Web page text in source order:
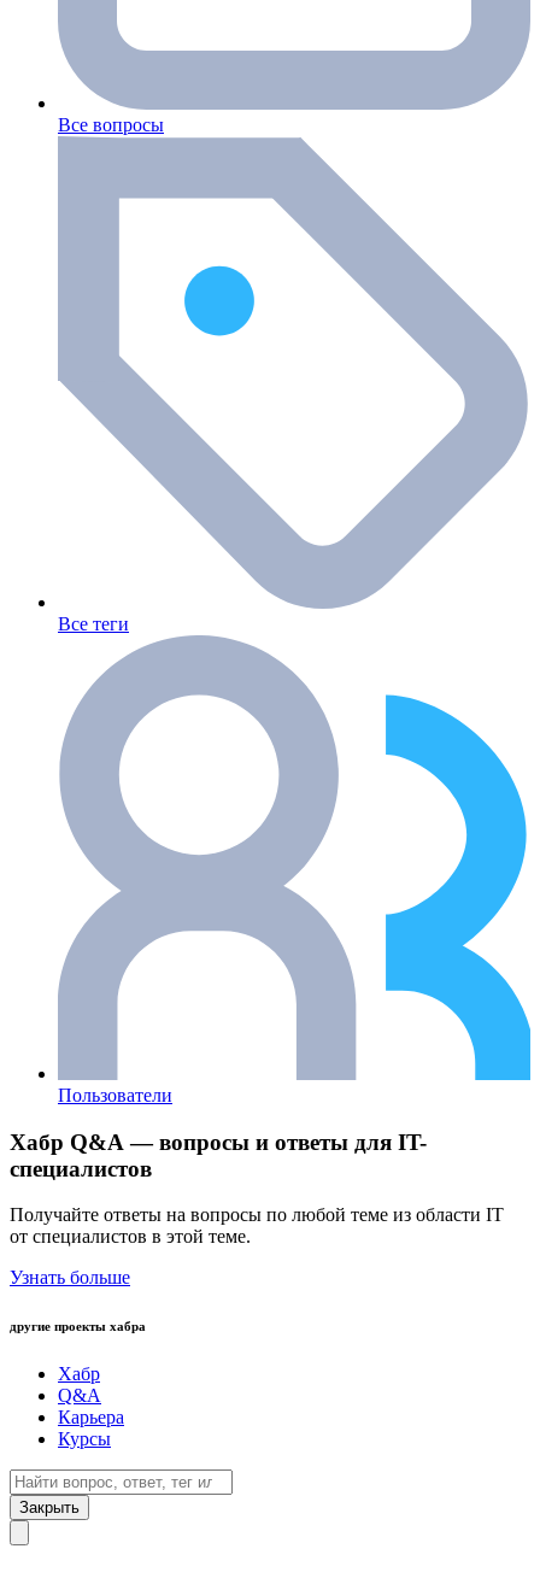
Все вопросы
Все теги
Пользователи
Хабр Q&A — вопросы и ответы для IT-
специалистов
Получайте ответы на вопросы по любой теме из области IT
от специалистов в этой теме.
Узнать больше
другие проекты хабра
Хабр
Q&A
Карьера
Курсы
Закрыть